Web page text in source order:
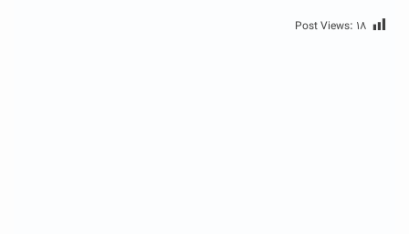
Post Views: ۱۸